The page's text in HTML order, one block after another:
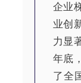
企业
业创
力显
年底
了全